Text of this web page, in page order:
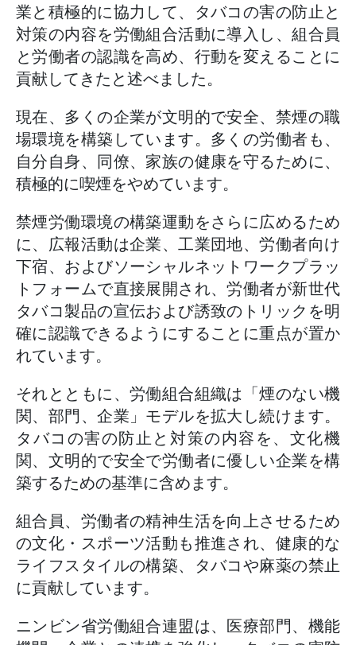
業と積極的に協力して、タバコの害の防止と
対策の内容を労働組合活動に導入し、組合員
と労働者の認識を高め、行動を変えることに
貢献してきたと述べました。
現在、多くの企業が文明的で安全、禁煙の職
場環境を構築しています。多くの労働者も、
自分自身、同僚、家族の健康を守るために、
積極的に喫煙をやめています。
禁煙労働環境の構築運動をさらに広めるため
に、広報活動は企業、工業団地、労働者向け
下宿、およびソーシャルネットワークプラッ
トフォームで直接展開され、労働者が新世代
タバコ製品の宣伝および誘致のトリックを明
確に認識できるようにすることに重点が置か
れています。
それとともに、労働組合組織は「煙のない機
関、部門、企業」モデルを拡大し続けます。
タバコの害の防止と対策の内容を、文化機
関、文明的で安全で労働者に優しい企業を構
築するための基準に含めます。
組合員、労働者の精神生活を向上させるため
の文化・スポーツ活動も推進され、健康的な
ライフスタイルの構築、タバコや麻薬の禁止
に貢献しています。
ニンビン省労働組合連盟は、医療部門、機能